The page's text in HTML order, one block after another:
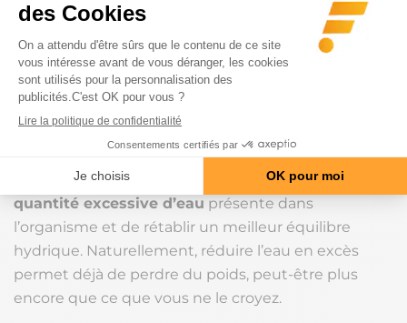
Objectif detox : élimination naturelle
Il existe plusieurs raisons d’utiliser un draineur. La
première d’entre-elles est bien-sûr de
tissus afin d’en éliminer les toxines
correspond à unobjectif détox .
Cette première étape permet déjà de réduire la
quantité excessive d’eau présente dans
l’organisme et de rétablir un meilleur équilibre
hydrique. Naturellement, réduire l’eau en excès
permet déjà de perdre du poids, peut-être plus
encore que ce que vous ne le croyez.